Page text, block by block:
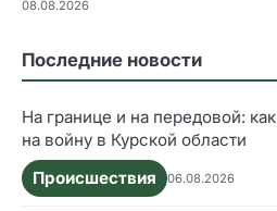
08.08.2026
Последние новости
На границе и на передовой:
на войну в Курской области
Происшествия
06.08.2026